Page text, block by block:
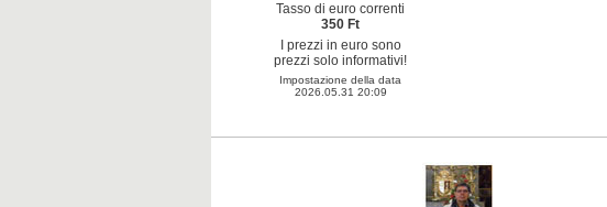
Tasso di euro correnti
350 Ft
I prezzi in euro sono
prezzi solo informativi!
Impostazione della data
2026.05.31 20:09